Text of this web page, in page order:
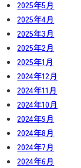
2025年5月
2025年4月
2025年3月
2025年2月
2025年1月
2024年12月
2024年11月
2024年10月
2024年9月
2024年8月
2024年7月
2024年6月